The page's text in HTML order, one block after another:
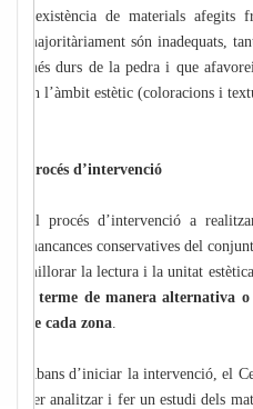
l’existència de materials afegits
majoritàriament són inadequats,
més durs de la pedra i que
en l’àmbit estètic (coloracions i
Procés d’intervenció
El procés d’intervenció a
mancances conservatives del
millorar la lectura i la unitat
a terme de manera alternativa
de cada zona
Abans d’iniciar la intervenció, el
per analitzar i fer un estudi dels